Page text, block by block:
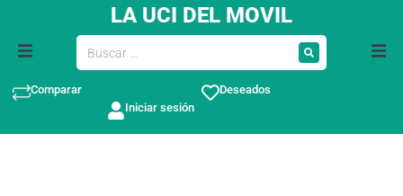
LA UCI DEL MOVIL
Comparar
Deseados
Iniciar sesión